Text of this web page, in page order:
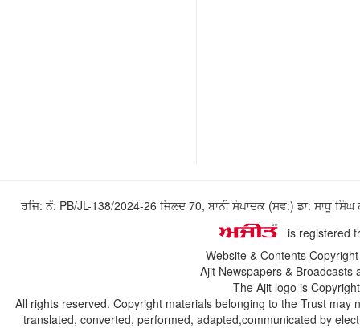
ਰਜਿ: ਨੰ: PB/JL-138/2024-26 ਜਿਲਦ 70, ਬਾਨੀ ਸੰਪਾਦਕ (ਸਵ:) ਡਾ: ਸਾਧੂ
is registered
Website & Contents
Ajit Newspapers &
The Ajit logo is
All rights reserved. Copyright materials belonging to the Trust
translated, converted, performed, adapted,communicated by